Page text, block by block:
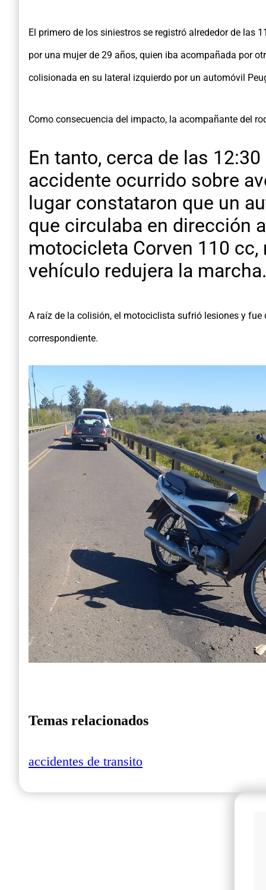
El primero de los siniestros se registró alrededor de las
por una mujer de 29 años, quien iba acompañada por
colisionada en su lateral izquierdo por un automóvil
Como consecuencia del impacto, la acompañante del
En tanto, cerca de las
accidente ocurrido sobre
lugar constataron que un
que circulaba en dirección
motocicleta Corven 110 cc,
vehículo redujera la marcha.
A raíz de la colisión, el motociclista sufrió lesiones y
correspondiente.
Temas relacionados
accidentes de transito